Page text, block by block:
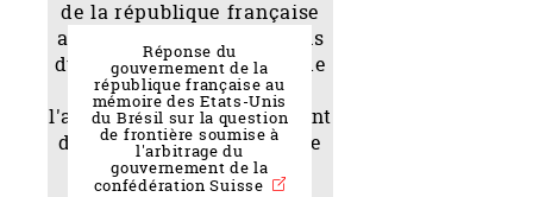
Réponse du
gouvernement de la
république française au
mémoire des Etats-Unis
du Brésil sur la question
de frontière soumise à
l'arbitrage du
gouvernement de la
confédération Suisse